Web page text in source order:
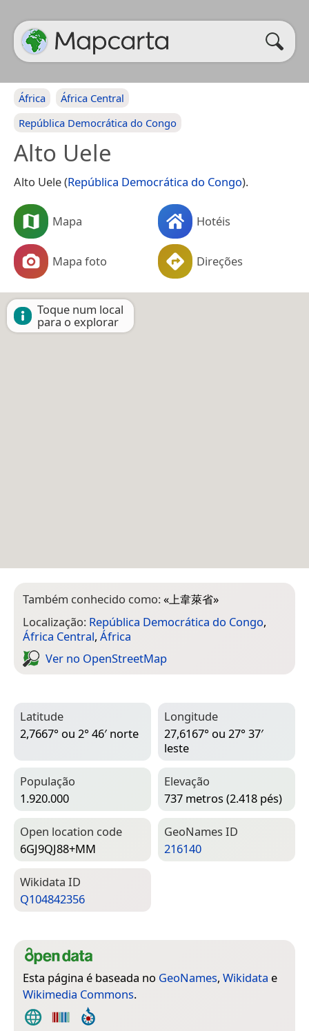
África
África Central
República Democrática do Congo
Alto Uele
Alto Uele (República Democrática do Congo).
Mapa Hotéis
Mapa foto Direções
Toque num local
para o explorar
Também conhecido como:«上韋萊省»
Localização: República Democrática do Congo,
África Central, África
Ver no Open­Street­Map
Latitude
2,7667° ou 2° 46′ norte
Longitude
27,6167° ou 27° 37′
leste
População
1.920.000
Elevação
737 metros (2.418 pés)
Open location code
6GJ9QJ88+MM
Geo­Names ID
216140
Wiki­data ID
Q104842356
Esta página é baseada no GeoNames, Wikidata e
Wikimedia Commons.